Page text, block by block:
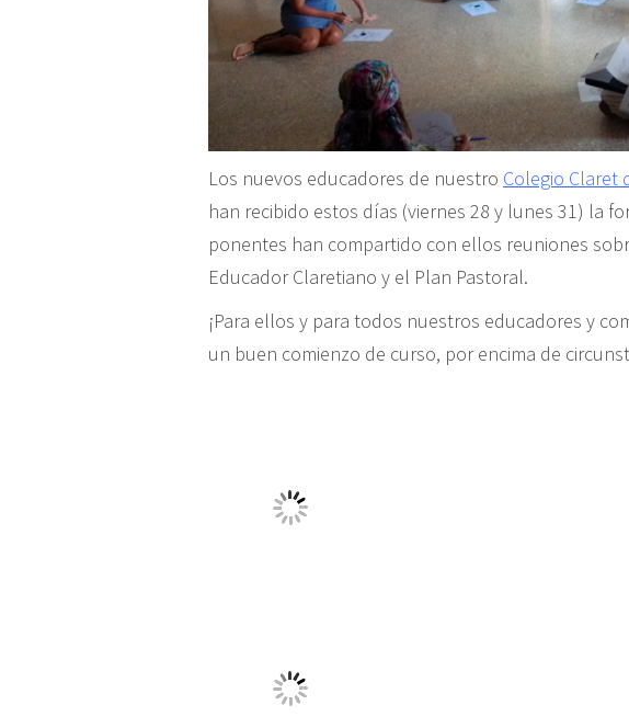
Los nuevos educadores de nuestro Colegio Claret
han recibido estos días (viernes 28 y lunes 31) la
ponentes han compartido con ellos reuniones
Educador Claretiano y el Plan Pastoral.
¡Para ellos y para todos nuestros educadores y
un buen comienzo de curso, por encima de